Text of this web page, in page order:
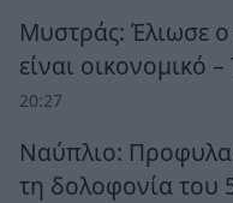
Μυστράς: Έλιωσε
είναι οικονομικό
20:27
Ναύπλιο:
τη δολοφονία του